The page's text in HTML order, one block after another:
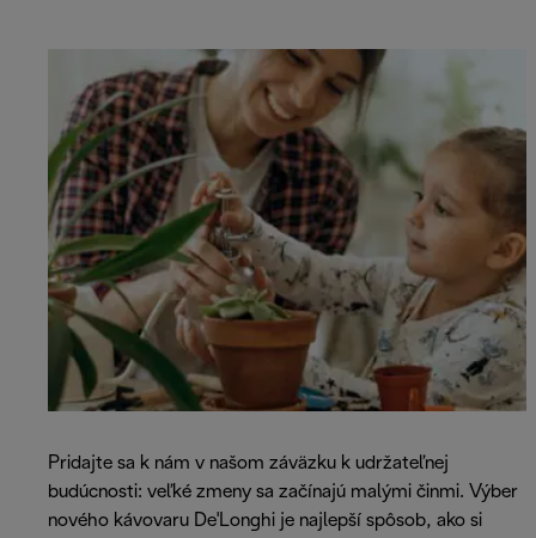
Pridajte sa k nám v našom záväzku k udržateľnej
budúcnosti: veľké zmeny sa začínajú malými činmi. Výber
nového kávovaru De'Longhi je najlepší spôsob, ako si